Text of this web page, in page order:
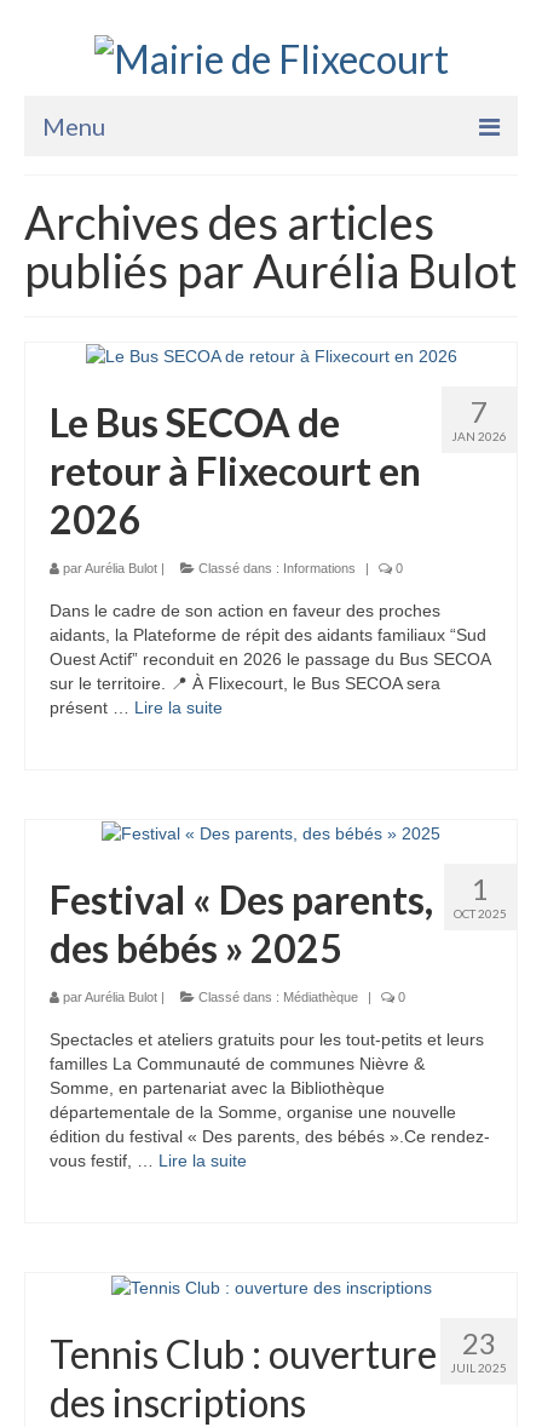
Menu
La Mairie
Vie Pratique
Services
Sports Loisirs et Culture
Archives des articles
publiés par Aurélia Bulot
7
JAN 2026
Le Bus SECOA de
retour à Flixecourt en
2026
parAurélia Bulot | Classé dans : Informations | 0
Dans le cadre de son action en faveur des proches
aidants, la Plateforme de répit des aidants familiaux “Sud
Ouest Actif” reconduit en 2026 le passage du Bus SECOA
sur le territoire. 📍 À Flixecourt, le Bus SECOA sera
présent … Lire la suite­­
1
OCT 2025
Festival « Des parents,
des bébés » 2025
parAurélia Bulot Classé dans : Médiathèque 0
Spectacles et ateliers gratuits pour les tout-petits et leurs
familles La Communauté de communes Nièvre &
Somme, en partenariat avec la Bibliothèque
départementale de la Somme, organise une nouvelle
édition du festival « Des parents, des bébés ».Ce rendez-
vous festif, … Lire la suite­­
23
JUIL 2025
Tennis Club : ouverture
des inscriptions